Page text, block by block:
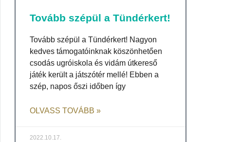
Tovább szépül a Tündérkert!
Tovább szépül a Tündérkert! Nagyon
kedves támogatóinknak köszönhetően
csodás ugróiskola és vidám útkereső
játék került a játszótér mellé! Ebben a
szép, napos őszi időben így
OLVASS TOVÁBB »
2022.10.17.